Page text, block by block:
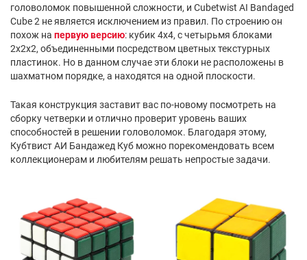
головоломок повышенной сложности, и Cubetwist AI Bandaged
Cube 2 не является исключением из правил. По строению он
похож на первую версию: кубик 4х4, с четырьмя блоками
2х2х2, объединенными посредством цветных текстурных
пластинок. Но в данном случае эти блоки не расположены в
шахматном порядке, а находятся на одной плоскости.
Такая конструкция заставит вас по-новому посмотреть на
сборку четверки и отлично проверит уровень ваших
способностей в решении головоломок. Благодаря этому,
Кубтвист АИ Бандажед Куб можно порекомендовать всем
коллекционерам и любителям решать непростые задачи.